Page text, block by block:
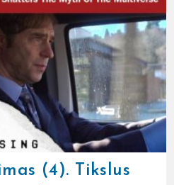
(4). Tikslus